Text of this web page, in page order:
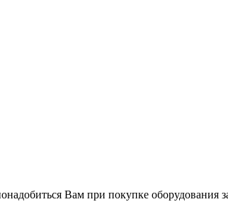
Вам при покупке оборудования